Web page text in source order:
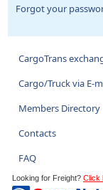
Forgot your
CargoTrans
Cargo/Truck via E-
Members Directory
Contacts
FAQ
Looking for Freight? Click